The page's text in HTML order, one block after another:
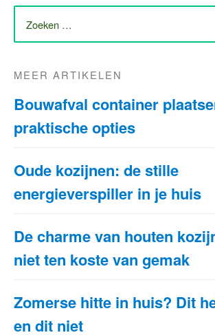
ZOEK
NAAR:
MEER ARTIKELEN
Bouwafval container
praktische opties
Oude kozijnen: de stille
energieverspiller in je huis
De charme van houten
niet ten koste van gemak
Zomerse hitte in huis? Dit
en dit niet